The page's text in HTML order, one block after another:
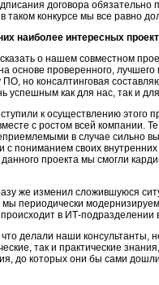
договора обязательно
таком конкурсе мы все равно
наиболее интересных
о нашем совместном
основе проверенного,
ПО, но консалтинговая
успешным как для нас, так и
к осуществлению этого
с ростом всей компании.
в случае сильно
с пониманием своих
проекта мы смогли
же изменил сложившуюся
мы периодически
в ИТ-подразделении
что делали наши консультанты,
так и практические
до которых они бы сами